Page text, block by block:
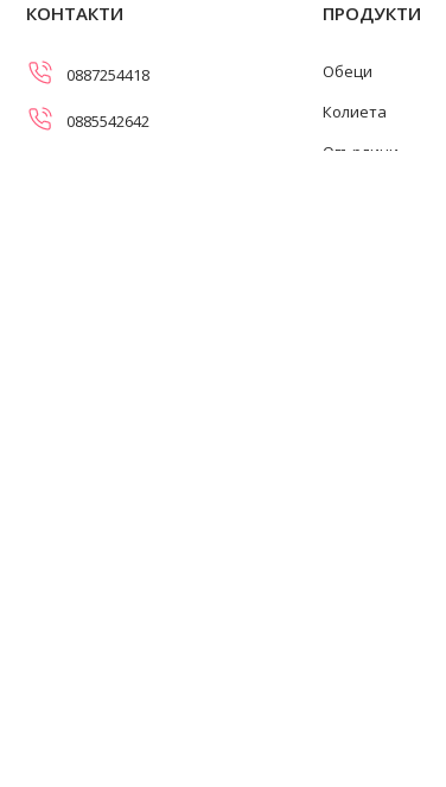
КОНТАКТИ
0887254418
0885542642
ПРОДУКТИ
Обеци
Колиета
Огърлици